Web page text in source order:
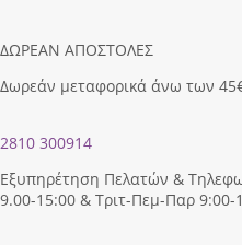
ΔΩΡΕΑΝ ΑΠΟΣΤΟΛΕΣ
Δωρεάν μεταφορικά άνω των 45€
2810 300914
Εξυπηρέτηση Πελατών &
9.00-15:00 & Τριτ-Πεμ-Παρ 9:00-